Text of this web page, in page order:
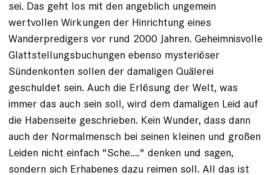
sei. Das geht los mit den angeblich ungemein
wertvollen Wirkungen der Hinrichtung eines
Wanderpredigers vor rund 2000 Jahren. Geheimnisvolle
Glattstellungsbuchungen ebenso mysteriöser
Sündenkonten sollen der damaligen Quälerei
geschuldet sein. Auch die Erlösung der Welt, was
immer das auch sein soll, wird dem damaligen Leid auf
die Habenseite geschrieben. Kein Wunder, dass dann
auch der Normalmensch bei seinen kleinen und großen
Leiden nicht einfach "Sche...." denken und sagen,
sondern sich Erhabenes dazu reimen soll. All das ist